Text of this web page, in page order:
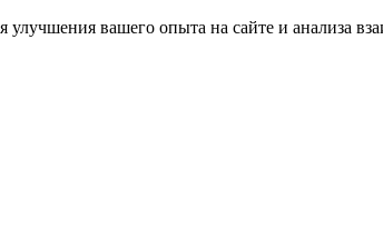
вашего опыта на сайте и анализа